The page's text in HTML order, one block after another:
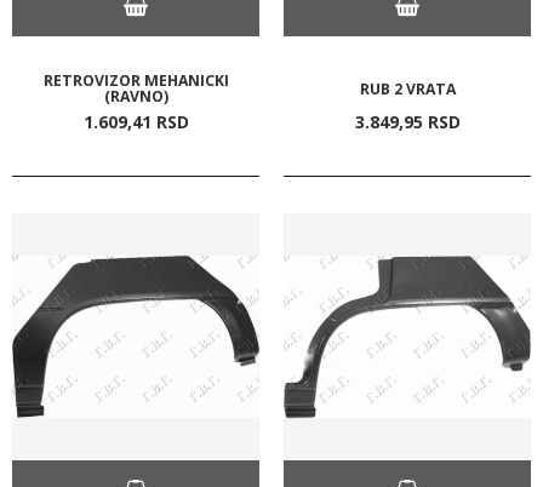
RETROVIZOR MEHANICKI
(RAVNO)
1.609,41 RSD
RUB 2 VRATA
3.849,95 RSD